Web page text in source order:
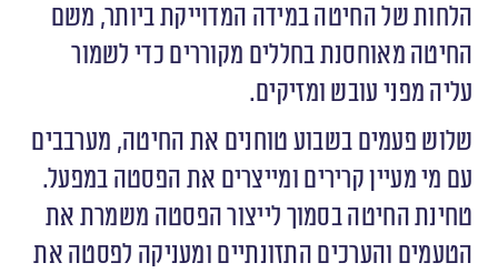
הלחות של החיטה במידה המדוייקת ביותר, משם
החיטה מאוחסנת בחללים מקוררים כדי לשמור
עליה מפני עובש ומזיקים.
שלוש פעמים בשבוע טוחנים את החיטה, מערבבים
עם מי מעיין קרירים ומייצרים את הפסטה במפעל.
טחינת החיטה בסמוך לייצור הפסטה משמרת את
הטעמים והערכים התזונתיים ומעניקה לפסטה את